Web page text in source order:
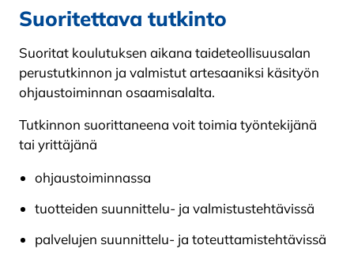
Suoritettava tutkinto
Suoritat koulutuksen aikana taideteollisuusalan
perustutkinnon ja valmistut artesaaniksi käsityön
ohjaustoiminnan osaamisalalta.
Tutkinnon suorittaneena voit toimia työntekijänä
tai yrittäjänä
ohjaustoiminnassa
tuotteiden suunnittelu- ja valmistustehtävissä
palvelujen suunnittelu- ja toteuttamistehtävissä